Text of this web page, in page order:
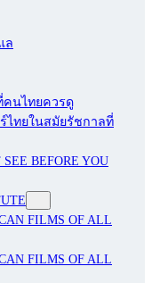
ล
คนไทยควรดู
ไทยในสมัยรัชกาลที่
BEFORE YOU
FILMS OF ALL
FILMS OF ALL